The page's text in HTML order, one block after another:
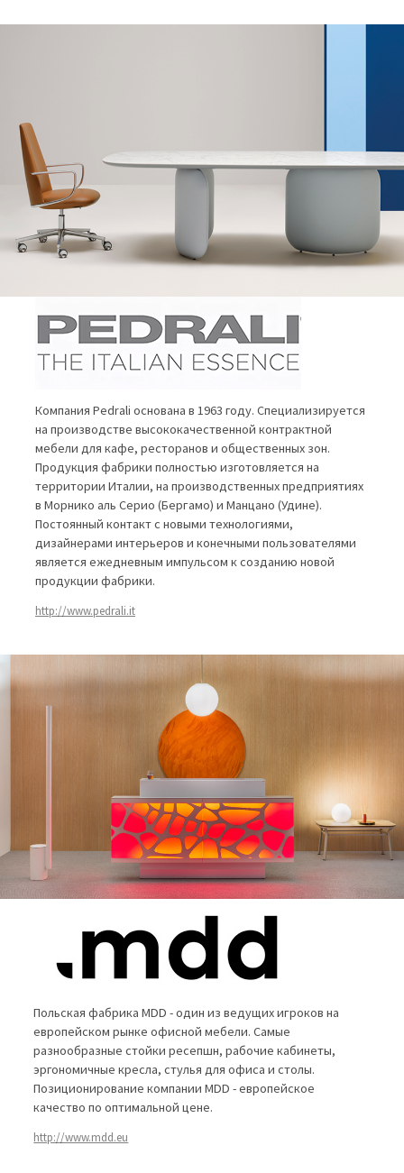
Компания Pedrali основана в 1963 году. Специализируется
на производстве высококачественной контрактной
мебели для кафе, ресторанов и общественных зон.
Продукция фабрики полностью изготовляется на
территории Италии, на производственных предприятиях
в Морнико аль Серио (Бергамо) и Манцано (Удине).
Постоянный контакт с новыми технологиями,
дизайнерами интерьеров и конечными пользователями
является ежедневным импульсом к созданию новой
продукции фабрики.
http://www.pedrali.it
Польская фабрика MDD - один из ведущих игроков на
европейском рынке офисной мебели. Самые
разнообразные стойки ресепшн, рабочие кабинеты,
эргономичные кресла, стулья для офиса и столы.
Позиционирование компании MDD - европейское
качество по оптимальной цене.
http://www.mdd.eu